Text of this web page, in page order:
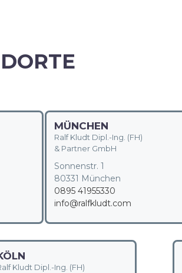
MÜNCHEN
Ralf Kludt Dipl.-Ing. (FH)
& Partner GmbH
Sonnenstr. 1
80331 München
0895 41955330
info@ralfkludt.com
Kludt Dipl.-Ing. (FH)